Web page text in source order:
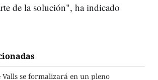
de la solución", ha indicado
se formalizará en un pleno